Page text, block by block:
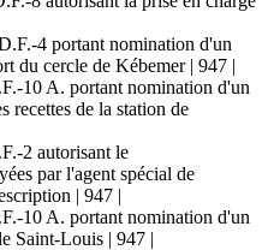
4 portant nomination d'un
du cercle de Kébemer | 947 |
10 A. portant nomination d'un
recettes de la station de
2 autorisant le
par l'agent spécial de
| 947 |
10 A. portant nomination d'un
Saint-Louis | 947 |